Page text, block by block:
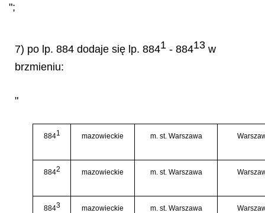
";
7) po lp. 884 dodaje się lp. 8841 - 88413 w
brzmieniu:
"
8841 mazowieckie m. st. Warszawa
8842 mazowieckie m. st. Warszawa
8843 mazowieckie m. st. Warszawa